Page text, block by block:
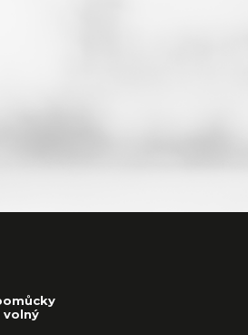
volný